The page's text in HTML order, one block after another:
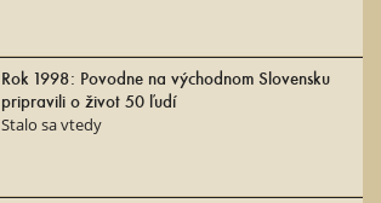
Rok 1998: Povodne na východnom Slovensku
pripravili o život 50 ľudí
Stalo sa vtedy